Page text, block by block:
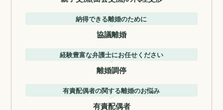
納得できる離婚のために
協議離婚
経験豊富な弁護士にお任せください
離婚調停
有責配偶者の関する離婚のお悩み
有責配偶者